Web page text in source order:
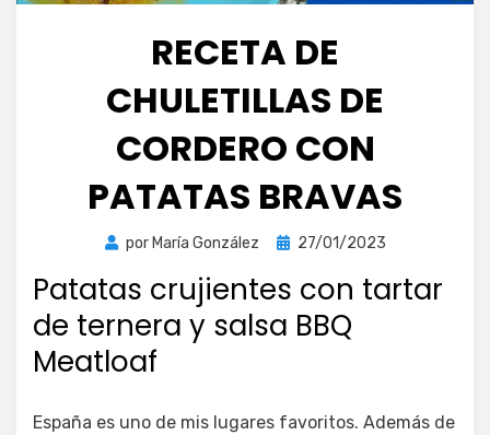
RECETA DE
CHULETILLAS DE
CORDERO CON
PATATAS BRAVAS
por María González
Publicada
27/01/2023
Patatas crujientes con tartar
de ternera y salsa BBQ
Meatloaf
España es uno de mis lugares favoritos. Además de